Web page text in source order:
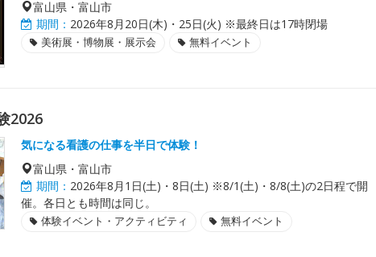
富山県・富山市
期間： 2026年8月20日(木)・25日(火) ※最終日は17時閉場
美術展・博物展・展示会 無料イベント
2026
気になる看護の仕事を半日で体験！
富山県・富山市
期間： 2026年8月1日(土)・8日(土) ※8/1(土)・8/8(土)の2日程で開
催。各日とも時間は同じ。
体験イベント・アクティビティ 無料イベント